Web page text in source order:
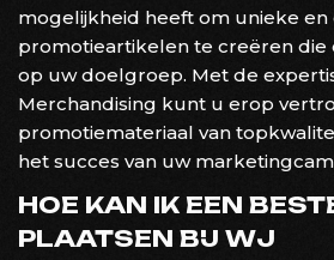
mogelijkheid heeft om unieke
promotieartikelen te creëren
op uw doelgroep. Met de
Merchandising kunt u erop
promotiemateriaal van
het succes van uw
HOE KAN IK EEN
PLAATSEN BIJ WJ